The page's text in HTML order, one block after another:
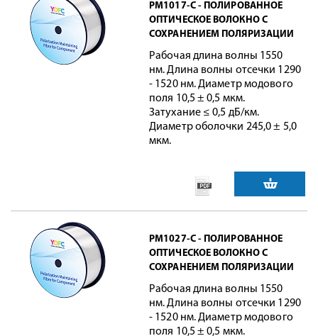
PM1017-C - ПОЛИРОВАННОЕ
ОПТИЧЕСКОЕ ВОЛОКНО С
СОХРАНЕНИЕМ ПОЛЯРИЗАЦИИ
Рабочая длина волны 1550
нм. Длина волны отсечки 1290
- 1520 нм. Диаметр модового
поля 10,5 ± 0,5 мкм.
Затухание ≤ 0,5 дБ/км.
Диаметр оболочки 245,0 ± 5,0
мкм.
PM1027-C - ПОЛИРОВАННОЕ
ОПТИЧЕСКОЕ ВОЛОКНО С
СОХРАНЕНИЕМ ПОЛЯРИЗАЦИИ
Рабочая длина волны 1550
нм. Длина волны отсечки 1290
- 1520 нм. Диаметр модового
поля 10,5 ± 0,5 мкм.